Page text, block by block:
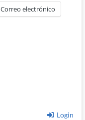
Correo electrónico
Login